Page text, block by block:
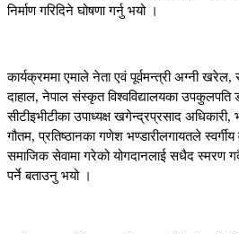
निर्माण गरिदिने घोषणा गर्नु भयो ।
कार्यक्रममा एमाले नेता एवं पूर्वमन्त्री अग्नी खरेल,
दाहाल, नेपाल संस्कृत विश्वविद्यालयका उपकुलपति
सीटीइभीटीका उपाध्यक्ष खगेन्द्रप्रसाद
गौतम, प्रतिष्ठानका गणेश भण्डारीलगायतले
समाजिक सेवामा गरेको योगदानलाई सधैद स्मरण
पर्ने बताउनु भयो ।